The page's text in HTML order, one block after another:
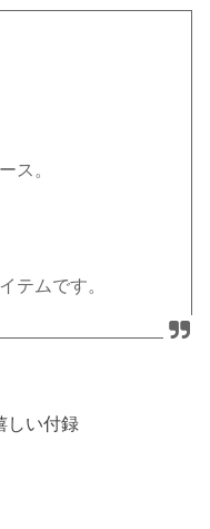
ス。
テムです。
しい付録